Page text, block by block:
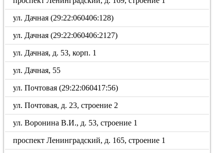
ул. Дачная (29:22:060406:128)
ул. Дачная (29:22:060406:2127)
ул. Дачная, д. 53, корп. 1
ул. Дачная, 55
ул. Почтовая (29:22:060417:56)
ул. Почтовая, д. 23, строение 2
ул. Воронина В.И., д. 53, строение 1
проспект Ленинградский, д. 165, строение 1